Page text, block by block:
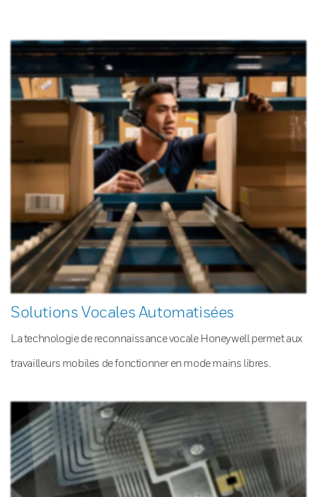
Solutions Vocales Automatisées
La technologie de reconnaissance vocale Honeywell permet aux
travailleurs mobiles de fonctionner en mode mains libres.